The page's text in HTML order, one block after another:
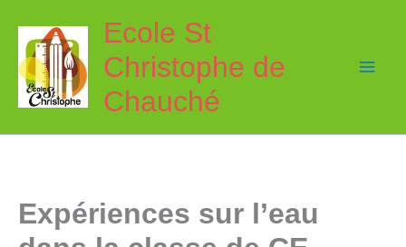
contenu
Ecole St
Christophe de
Chauché
Expériences sur l’eau